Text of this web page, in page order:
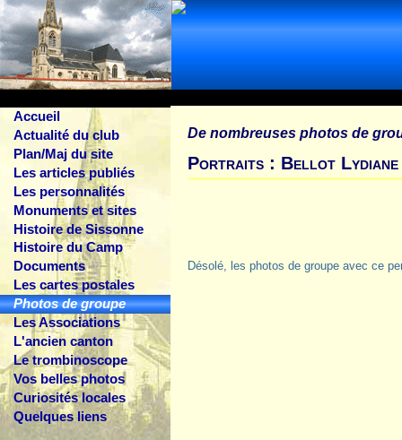
Accueil
Actualité du club
Plan/Maj du site
Les articles publiés
Les personnalités
Monuments et sites
Histoire de Sissonne
Histoire du Camp
Documents
Les cartes postales
Photos de groupe
Les Associations
L'ancien canton
Le trombinoscope
Vos belles photos
Curiosités locales
Quelques liens
De nombreuses photos de
Portraits : Bellot Lydiane
Désolé, les photos de groupe avec ce